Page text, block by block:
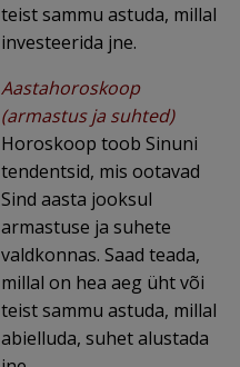
teist sammu astuda, millal
investeerida jne.
Aastahoroskoop
(armastus ja suhted)
Horoskoop toob Sinuni
tendentsid, mis ootavad
Sind aasta jooksul
armastuse ja suhete
valdkonnas. Saad teada,
millal on hea aeg üht või
teist sammu astuda, millal
abielluda, suhet alustada